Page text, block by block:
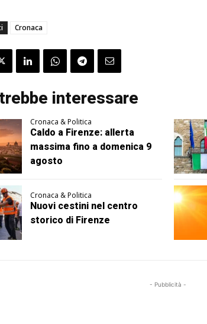
Cronaca
interessare
Cronaca & Politica
Caldo a Firenze: allerta
massima fino a domenica 9
agosto
Cronaca & Politica
Nuovi cestini nel centro
storico di Firenze
- Pubblicità -